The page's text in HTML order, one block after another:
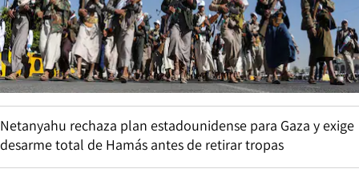
Netanyahu rechaza plan estadounidense para Gaza y exige
desarme total de Hamás antes de retirar tropas